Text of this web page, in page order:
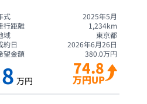
式
2025年5月
行距離
1,234km
域
東京都
約日
2026年6月26日
望金額
380.0万円
万円
74.8
万円UP